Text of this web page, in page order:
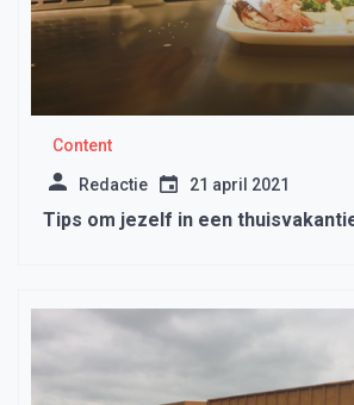
Content
Redactie 21 april 2021
Tips om jezelf in een